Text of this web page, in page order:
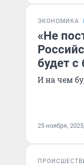
ЭКОНОМИКА
«Не
будет
И на чем
25 ноября,